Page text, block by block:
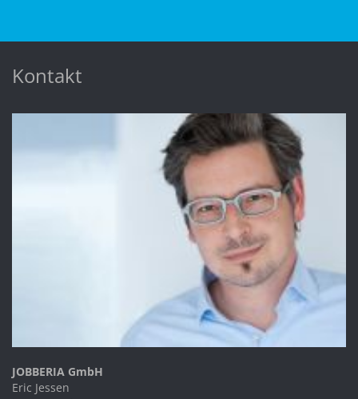
Kontakt
JOBBERIA GmbH
Eric Jessen